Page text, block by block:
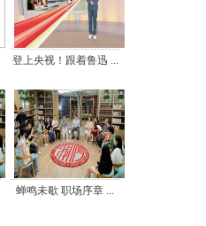
登上央视！跟着鲁迅 ...
蝉鸣未歇 职场序章 ...